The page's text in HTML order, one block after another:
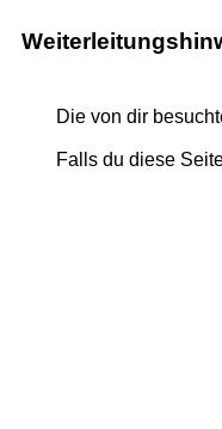
Die von dir
Falls du diese